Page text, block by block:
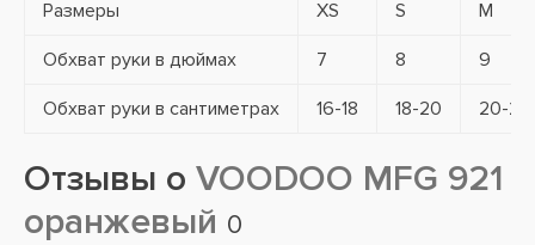
Размеры XS S M
Обхват руки в дюймах 7 8 9
Обхват руки в сантиметрах 16-18 18-20 20-21
Отзывы о VOODOO MFG 921
оранжевый 0